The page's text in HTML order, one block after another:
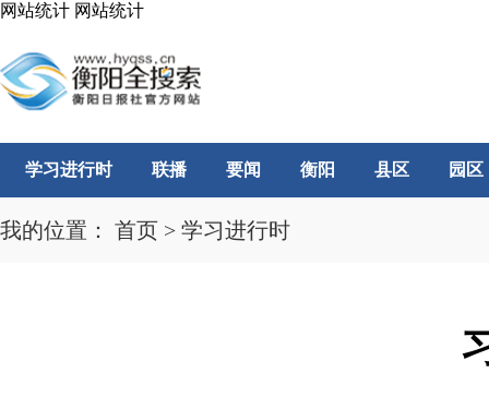
网站统计 网站统计
学习进行时 联播 要闻 衡阳 县区 园区
我的位置： 首页 > 学习进行时